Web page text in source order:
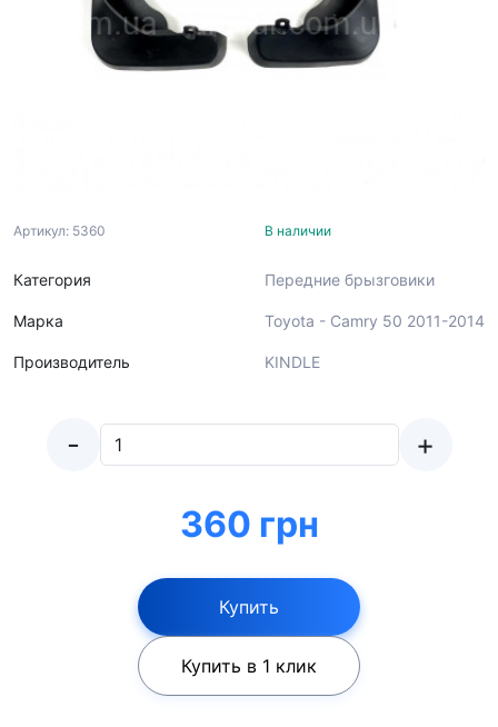
Артикул: 5360
Категория
Марка
Производитель
В наличии
Передние брызговики
Toyota - Camry 50 2011-2014
KINDLE
- +
360 грн
Купить
Купить в 1 клик